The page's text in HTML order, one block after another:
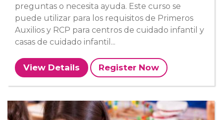
preguntas o necesita ayuda. Este curso se
puede utilizar para los requisitos de Primeros
Auxilios y RCP para centros de cuidado infantil y
casas de cuidado infantil...
View Details Register Now